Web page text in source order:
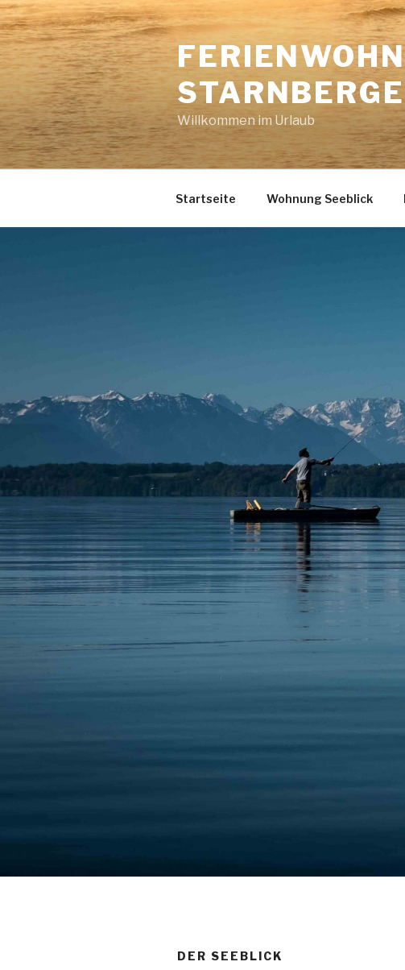
Zum
Inhalt
springen
Willkommen im Urlaub
Startseite Wohnung Seeblick
DER SEEBLICK